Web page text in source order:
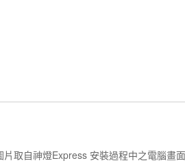
取自神燈Express 安裝過程中之電腦畫